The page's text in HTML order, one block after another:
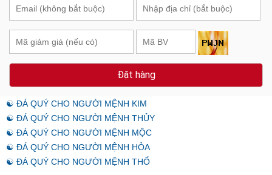
Đặt hàng
☯ ĐÁ QUÝ CHO NGƯỜI MỆNH KIM
☯ ĐÁ QUÝ CHO NGƯỜI MỆNH THỦY
☯ ĐÁ QUÝ CHO NGƯỜI MỆNH MỘC
☯ ĐÁ QUÝ CHO NGƯỜI MỆNH HỎA
☯ ĐÁ QUÝ CHO NGƯỜI MỆNH THỔ